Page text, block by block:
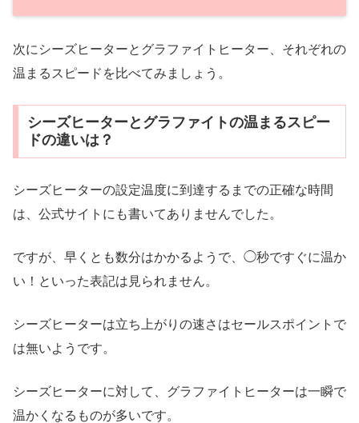
次にシーズヒーターとグラファイトヒーター、それぞれの
温まるスピードを比べてみましょう。
シーズヒーターとグラファイトの温まるスピー
ドの違いは？
シーズヒーターの設定温度に到達するまでの正確な時間
は、公式サイトにも書いてありませんでした。
ですが、早くとも数分はかかるようで、◯秒ですぐに温か
い！といった表記は見られません。
シーズヒーターは立ち上がりの速さはセールスポイントで
は無いようです。
シーズヒーターに対して、グラファイトヒーターは一瞬で
温かくなるものが多いです。